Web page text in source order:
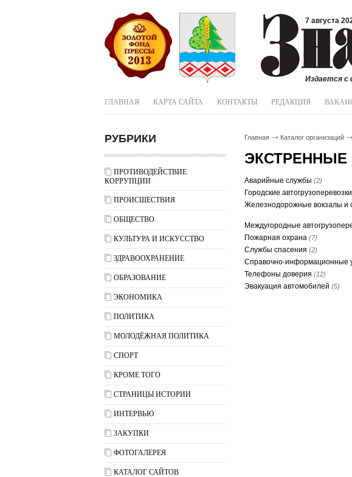
7 августа
Издается с
ГЛАВНАЯ КАРТА САЙТА КОНТАКТЫ РЕДАКЦИЯ
РУБРИКИ
ПРОТИВОДЕЙСТВИЕ
КОРРУПЦИИ
ПРОИСШЕСТВИЯ
ОБЩЕСТВО
КУЛЬТУРА И ИСКУССТВО
ЗДРАВООХРАНЕНИЕ
ОБРАЗОВАНИЕ
ЭКОНОМИКА
ПОЛИТИКА
МОЛОДЁЖНАЯ ПОЛИТИКА
СПОРТ
КРОМЕ ТОГО
СТРАНИЦЫ ИСТОРИИ
ИНТЕРВЬЮ
ЗАКУПКИ
ФОТОГАЛЕРЕЯ
КАТАЛОГ САЙТОВ
Главная Каталог организаций
Аварийные службы (2)
Городские автогрузоперевозки
Железнодорожные вокзалы и
Междугородные
Пожарная охрана (7)
Службы спасения (2)
Справочно-информационные
Телефоны доверия (12)
Эвакуация автомобилей (5)